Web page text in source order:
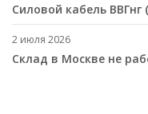
Cиловой кабель ВВГнг
2 июля 2026
Склад в Москве не